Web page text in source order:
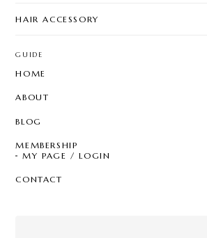
HAIR ACCESSORY
GUIDE
HOME
ABOUT
BLOG
MEMBERSHIP
MY PAGE / LOGIN
CONTACT